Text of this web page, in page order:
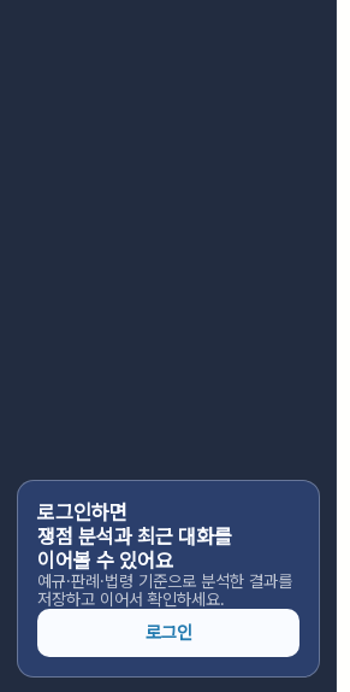
로그인하면
쟁점 분석과 최근 대화를
이어볼 수 있어요
예규·판례·법령 기준으로 분석한 결과를
저장하고 이어서 확인하세요.
로그인